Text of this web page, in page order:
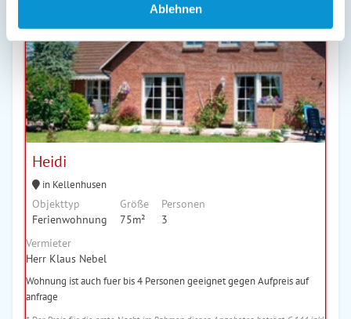
Ablehnen
Heidi
in Kellenhusen
Objekttyp
Ferienwohnung
Größe
75m²
Personen
3
Vermieter
Herr Klaus Nebel
Wohnung ist auch fuer bis 4 Personen geeignet gegen Aufpreis auf
anfrage